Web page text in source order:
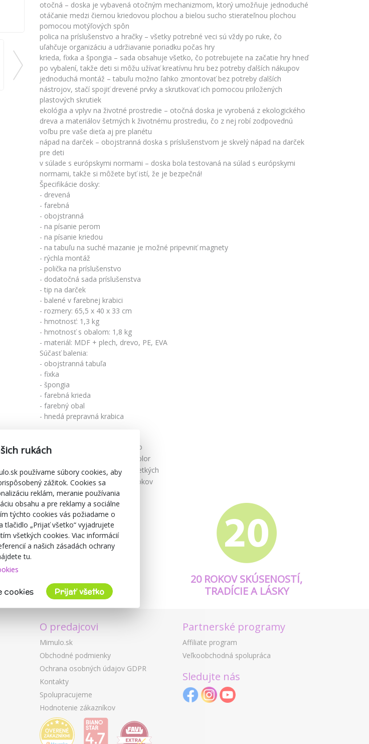
otočná – doska je vybavená otočným mechanizmom, ktorý umožňuje jednoduché
otáčanie medzi čiernou kriedovou plochou a bielou sucho stierateľnou plochou
pomocou motýľových spôn
polica na príslušenstvo a hračky – všetky potrebné veci sú vždy po ruke, čo
uľahčuje organizáciu a udržiavanie poriadku počas hry
krieda, fixka a špongia – sada obsahuje všetko, čo potrebujete na začatie hry hneď
po vybalení, takže deti si môžu užívať kreatívnu hru bez potreby ďalších nákupov
jednoduchá montáž – tabuľu možno ľahko zmontovať bez potreby ďalších
nástrojov, stačí spojiť drevené prvky a skrutkovať ich pomocou priložených
plastových skrutiek
ekológia a vplyv na životné prostredie – otočná doska je vyrobená z ekologického
dreva a materiálov šetrných k životnému prostrediu, čo z nej robí zodpovednú
voľbu pre vaše dieťa aj pre planétu
nápad na darček – obojstranná doska s príslušenstvom je skvelý nápad na darček
pre deti
v súlade s európskymi normami – doska bola testovaná na súlad s európskymi
normami, takže si môžete byť istí, že je bezpečná!
Špecifikácie dosky:
- drevená
- farebná
- obojstranná
- na písanie perom
- na písanie kriedou
- na tabuľu na suché mazanie je možné pripevniť magnety
- rýchla montáž
- polička na príslušenstvo
- dodatočná sada príslušenstva
- tip na darček
- balené v farebnej krabici
- rozmery: 65,5 x 40 x 33 cm
- hmotnosť: 1,3 kg
- hmotnosť s obalom: 1,8 kg
- materiál: MDF + plech, drevo, PE, EVA
Súčasť balenia:
- obojstranná tabuľa
- fixka
- špongia
- farebná krieda
- farebný obal
- hnedá prepravná krabica
Značka
Mimulo
Multicolor
Vhodné pre
Pre všetkých
Doporučený vek
od 3 rokov
A KVALITA
20 ROKOV SKÚSENOSTÍ,
TRADÍCIE A LÁSKY
O predajcovi
Mimulo.sk
Obchodné podmienky
Ochrana osobných údajov GDPR
Kontakty
Spolupracujeme
Hodnotenie zákazníkov
Partnerské programy
Affiliate program
Veľkoobchodná spolupráca
Sledujte nás
rukách
používame súbory cookies, aby
zážitok. Cookies sa
reklám, meranie používania
obsahu a pre reklamy a sociálne
týchto cookies vás požiadame o
tlačidlo „Prijať všetko“ vyjadrujete
všetkých cookies. Viac informácií
a našich zásadách ochrany
tu.
cookies Prijať všetko